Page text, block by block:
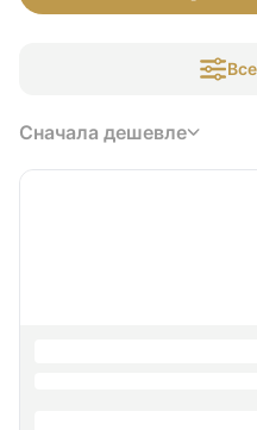
Сначала дешевле